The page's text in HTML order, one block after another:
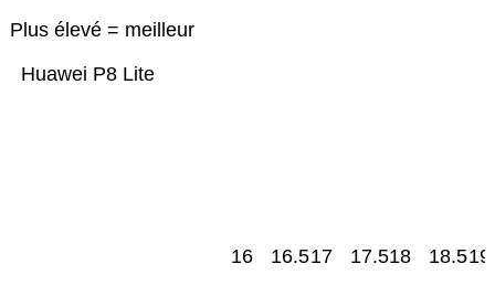
Plus élevé = meilleur
Huawei P8 Lite
16 16.517 17.518 18.519